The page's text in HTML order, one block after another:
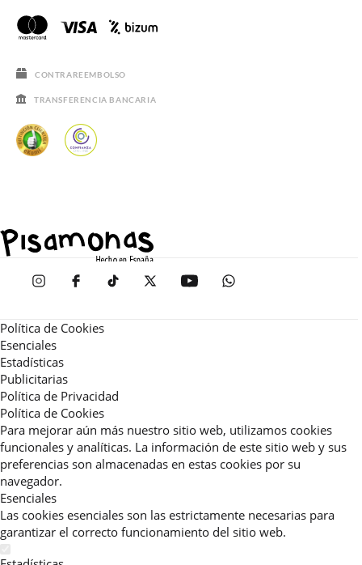
CONTRAREEMBOLSO
TRANSFERENCIA BANCARIA
Política de Cookies
Esenciales
Estadísticas
Publicitarias
Política de Privacidad
Política de Cookies
Para mejorar aún más nuestro sitio web, utilizamos cookies
funcionales y analíticas. La información de este sitio web y sus
preferencias son almacenadas en estas cookies por su
navegador.
Esenciales
Las cookies esenciales son las estrictamente necesarias para
garantizar el correcto funcionamiento del sitio web.